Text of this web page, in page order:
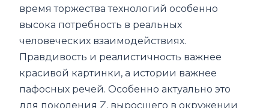
время торжества технологий особенно
высока потребность в реальных
человеческих взаимодействиях.
Правдивость и реалистичность важнее
красивой картинки, а истории важнее
пафосных речей. Особенно актуально это
для поколения Z, выросшего в окружении